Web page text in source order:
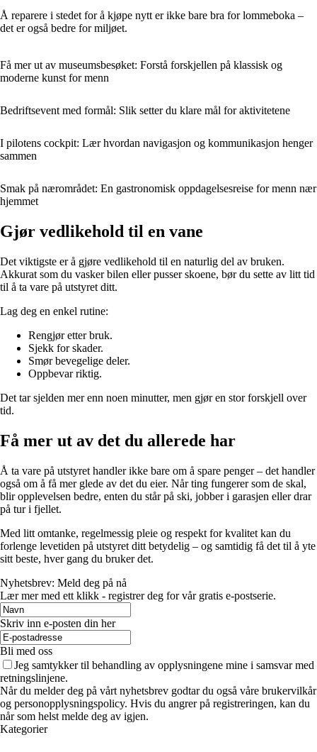
Å reparere i stedet for å kjøpe nytt er ikke bare bra for lommeboka –
det er også bedre for miljøet.
Få mer ut av museumsbesøket: Forstå forskjellen på klassisk og
moderne kunst for menn
Bedriftsevent med formål: Slik setter du klare mål for aktivitetene
I pilotens cockpit: Lær hvordan navigasjon og kommunikasjon henger
sammen
Smak på nærområdet: En gastronomisk oppdagelsesreise for menn nær
hjemmet
Gjør vedlikehold til en vane
Det viktigste er å gjøre vedlikehold til en naturlig del av bruken.
Akkurat som du vasker bilen eller pusser skoene, bør du sette av litt tid
til å ta vare på utstyret ditt.
Lag deg en enkel rutine:
Rengjør etter bruk.
Sjekk for skader.
Smør bevegelige deler.
Oppbevar riktig.
Det tar sjelden mer enn noen minutter, men gjør en stor forskjell over
tid.
Få mer ut av det du allerede har
Å ta vare på utstyret handler ikke bare om å spare penger – det handler
også om å få mer glede av det du eier. Når ting fungerer som de skal,
blir opplevelsen bedre, enten du står på ski, jobber i garasjen eller drar
på tur i fjellet.
Med litt omtanke, regelmessig pleie og respekt for kvalitet kan du
forlenge levetiden på utstyret ditt betydelig – og samtidig få det til å yte
sitt beste, hver gang du bruker det.
Nyhetsbrev: Meld deg på nå
Lær mer med ett klikk - registrer deg for vår gratis e-postserie.
Skriv inn e-posten din her
Bli med oss
Jeg samtykker til behandling av opplysningene mine i samsvar med
retningslinjene.
Når du melder deg på vårt nyhetsbrev godtar du også våre brukervilkår
og personopplysningspolicy. Hvis du angrer på registreringen, kan du
når som helst melde deg av igjen.
Kategorier